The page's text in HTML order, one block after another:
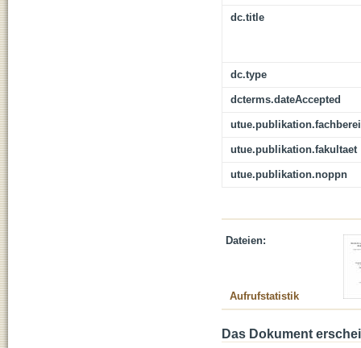
dc.title
dc.type
dcterms.dateAccepted
utue.publikation.fakultaet
utue.publikation.noppn
Dateien:
Aufrufstatistik
Das Dokument